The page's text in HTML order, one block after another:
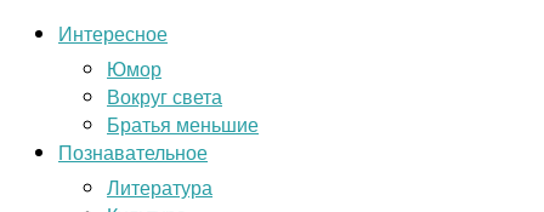
Интересное
Юмор
Вокруг света
Братья меньшие
Познавательное
Литература